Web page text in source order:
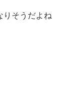
りそうだよね